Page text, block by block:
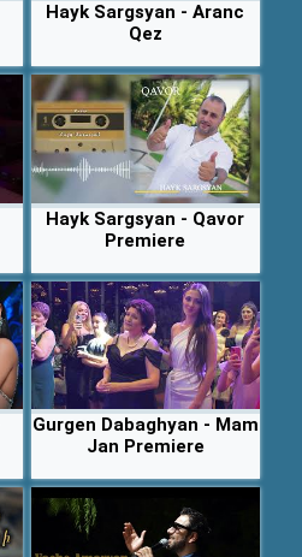
Hayk Sargsyan - Aranc
Qez
Hayk Sargsyan - Qavor
Premiere
Gurgen Dabaghyan - Mam
Jan Premiere